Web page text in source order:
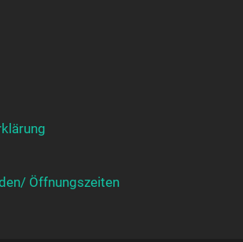
Öffnungszeiten